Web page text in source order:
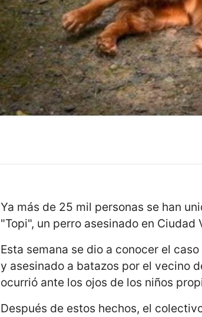
Ya más de 25 mil personas se han
"Topi", un perro asesinado en Ciudad
Esta semana se dio a conocer el
y asesinado a batazos por el vecino
ocurrió ante los ojos de los niños
Después de estos hechos, el